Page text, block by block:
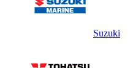
Suzuki